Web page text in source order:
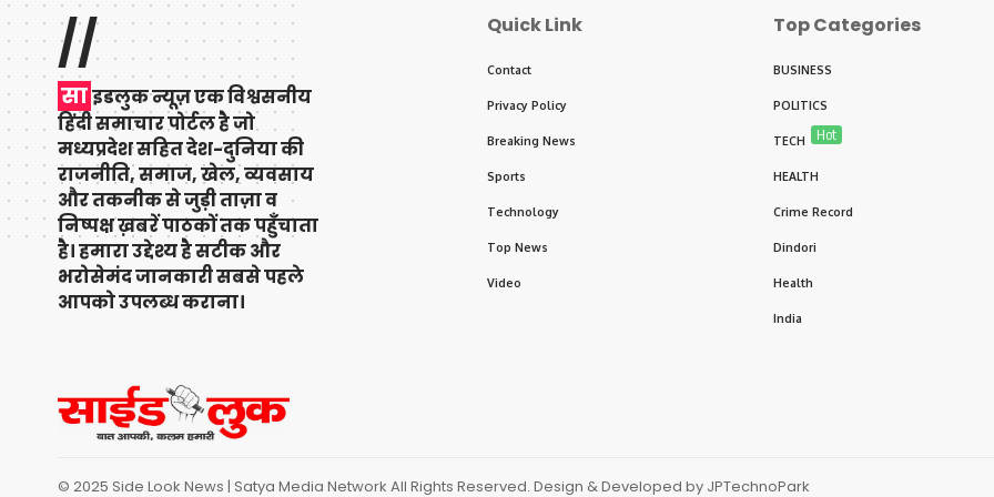
//
साइडलुक न्यूज़ एक विश्वसनीय
हिंदी समाचार पोर्टल है जो
मध्यप्रदेश सहित देश-दुनिया की
राजनीति, समाज, खेल, व्यवसाय
और तकनीक से जुड़ी ताज़ा व
निष्पक्ष ख़बरें पाठकों तक पहुँचाता
है। हमारा उद्देश्य है सटीक और
भरोसेमंद जानकारी सबसे पहले
आपको उपलब्ध कराना।
Quick Link
Contact
Privacy Policy
Breaking News
Sports
Technology
Top News
Video
Top Categories
BUSINESS
POLITICS
TECH Hot
HEALTH
Crime Record
Dindori
Health
India
© 2025 Side Look News | Satya Media Network All Rights Reserved. Design & Developed by JPTechnoPark